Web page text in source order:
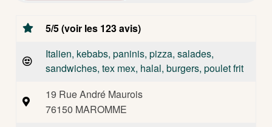
5/5 (voir les 123 avis)
Italien, kebabs, paninis, pizza, salades,
sandwiches, tex mex, halal, burgers, poulet frit
19 Rue André Maurois
76150 MAROMME